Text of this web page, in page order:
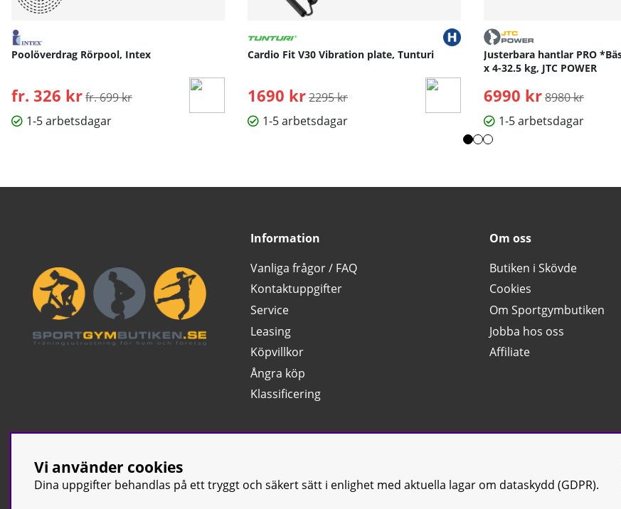
Poolöverdrag Rörpool, Intex
fr. 326 krOrdinarie pris:
fr. 699 kr
1-5 arbetsdagar
Cardio Fit V30 Vibration plate, Tunturi
1690 kr Ordinarie pris:
2295 kr
1-5 arbetsdagar
Justerbara hantlar PRO
x 4-32.5 kg, JTC POWER
6990 kr Ordinarie pris:
8980 kr
1-5 arbetsdagar
Information
Vanliga frågor / FAQ
Kontaktuppgifter
Service
Leasing
Köpvillkor
Ångra köp
Klassificering
Om oss
Butiken i Skövde
Cookies
Om Sportgymbutiken
Jobba hos oss
Affiliate
© Sport & Gym Butiken JTC AB |Kontakta oss| All rights reserved | Org.nr: 556668-
Vi använder cookies
Dina uppgifter behandlas på ett tryggt och säkert sätt i enlighet med aktuella lagar om dataskydd (GDPR).